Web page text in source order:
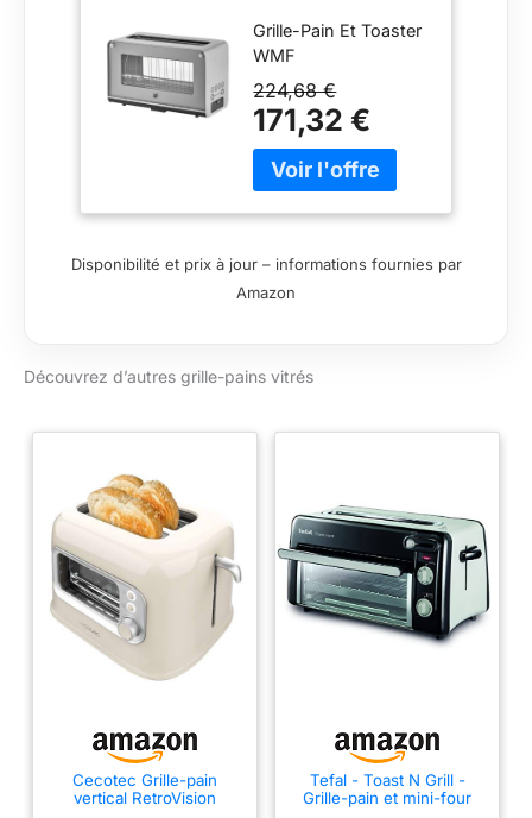
Grille-Pain Et Toaster
WMF
224,68 €
171,32 €
Disponibilité et prix à jour – informations fournies par
Amazon
Découvrez d’autres grille-pains vitrés
Cecotec Grille-pain
vertical RetroVision
Tefal - Toast N Grill -
Grille-pain et mini-four